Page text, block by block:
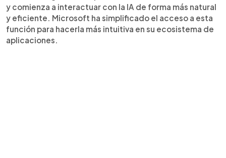
y comienza a interactuar con la IA de forma más natural
y eficiente. Microsoft ha simplificado el acceso a esta
función para hacerla más intuitiva en su ecosistema de
aplicaciones.